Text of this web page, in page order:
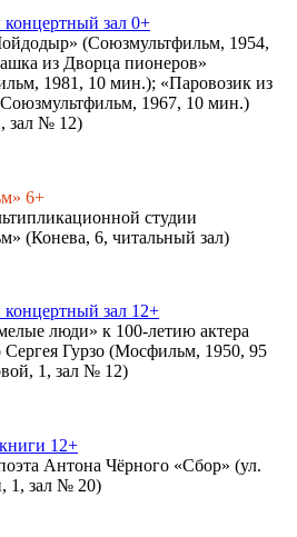
зал 0+
(Союзмультфильм, 1954,
из Дворца пионеров»
1981, 10 мин.); «Паровозик из
1967, 10 мин.)
зал № 12)
6+
студии
(Конева, 6, читальный зал)
зал 12+
люди» к 100-летию актера
Сергея Гурзо (Мосфильм, 1950, 95
1, зал № 12)
12+
Антона Чёрного «Сбор» (ул.
1, зал № 20)